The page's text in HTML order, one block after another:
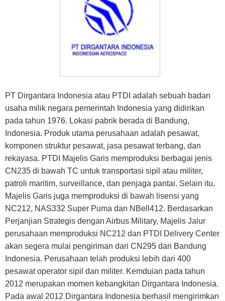
PT Dirgantara Indonesia atau PTDI adalah sebuah badan
usaha milik negara pemerintah Indonesia yang didirikan
pada tahun 1976. Lokasi pabrik berada di Bandung,
Indonesia. Produk utama perusahaan adalah pesawat,
komponen struktur pesawat, jasa pesawat terbang, dan
rekayasa. PTDI Majelis Garis memproduksi berbagai jenis
CN235 di bawah TC untuk transportasi sipil atau militer,
patroli maritim, surveillance, dan penjaga pantai. Selain itu,
Majelis Garis juga memproduksi di bawah lisensi yang
NC212, NAS332 Super Puma dan NBell412. Berdasarkan
Perjanjian Strategis dengan Airbus Military, Majelis Jalur
perusahaan memproduksi NC212 dan PTDI Delivery Center
akan segera mulai pengiriman dari CN295 dari Bandung
Indonesia. Perusahaan telah produksi lebih dari 400
pesawat operator sipil dan militer. Kemduian pada tahun
2012 merupakan momen kebangkitan Dirgantara Indonesia.
Pada awal 2012 Dirgantara Indonesia berhasil mengirimkan